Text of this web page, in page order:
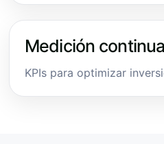
Medición continua
KPIs para optimizar